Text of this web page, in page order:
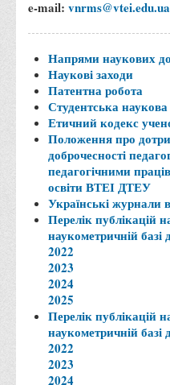
Правила прийому на
Перелік предметних
випробування для
основі НРК6, НРК7
Положення про
випробувань
Відеозаписи вступних
Вступникам з ТОТ
Як обрати спеціальність:
Ми в Telegram
Життя інституту
Рада студентського
Студентський
Студентське наукове
e-mail: vnrms@vtei.edu.ua
Напрями наукових
Наукові заходи
Патентна робота
Студентська
Етичний кодекс
Положення про
доброчесності
педагогічними
освіти ВТЕІ ДТЕУ
Українські журнали
Перелік публікацій
наукометричній базі
2022
2023
2024
2025
Перелік публікацій
наукометричній
2022
2023
2024